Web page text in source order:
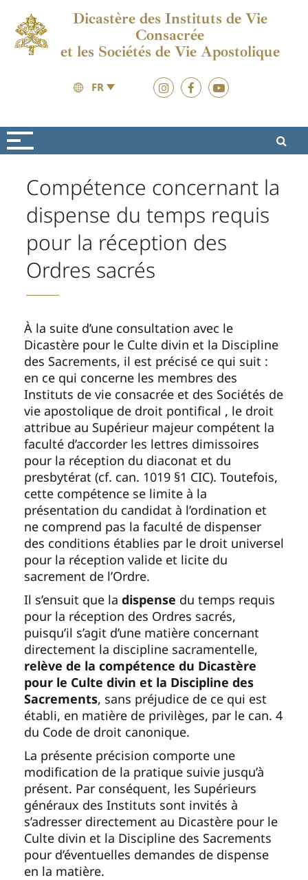
Dicastère des Instituts de Vie
Consacrée
et les Sociétés de Vie Apostolique
FR
Compétence concernant la
dispense du temps requis
pour la réception des
Ordres sacrés
À la suite d’une consultation avec le
Dicastère pour le Culte divin et la Discipline
des Sacrements, il est précisé ce qui suit :
en ce qui concerne les membres des
Instituts de vie consacrée et des Sociétés de
vie apostolique de droit pontifical , le droit
attribue au Supérieur majeur compétent la
faculté d’accorder les lettres dimissoires
pour la réception du diaconat et du
presbytérat (cf. can. 1019 §1 CIC). Toutefois,
cette compétence se limite à la
présentation du candidat à l’ordination et
ne comprend pas la faculté de dispenser
des conditions établies par le droit universel
pour la réception valide et licite du
sacrement de l’Ordre.
Il s’ensuit que la dispense du temps requis
pour la réception des Ordres sacrés,
puisqu’il s’agit d’une matière concernant
directement la discipline sacramentelle,
relève de la compétence du Dicastère
pour le Culte divin et la Discipline des
Sacrements, sans préjudice de ce qui est
établi, en matière de privilèges, par le can. 4
du Code de droit canonique.
La présente précision comporte une
modification de la pratique suivie jusqu’à
présent. Par conséquent, les Supérieurs
généraux des Instituts sont invités à
s’adresser directement au Dicastère pour le
Culte divin et la Discipline des Sacrements
pour d’éventuelles demandes de dispense
en la matière.